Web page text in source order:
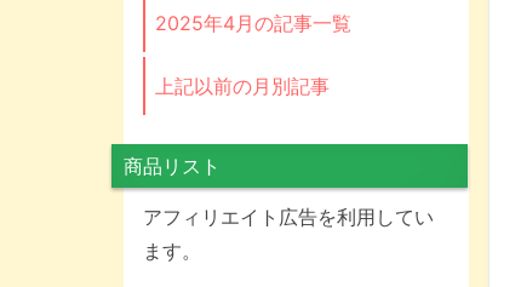
2025年4月の記事一覧
上記以前の月別記事
商品リスト
アフィリエイト広告を利用してい
ます。